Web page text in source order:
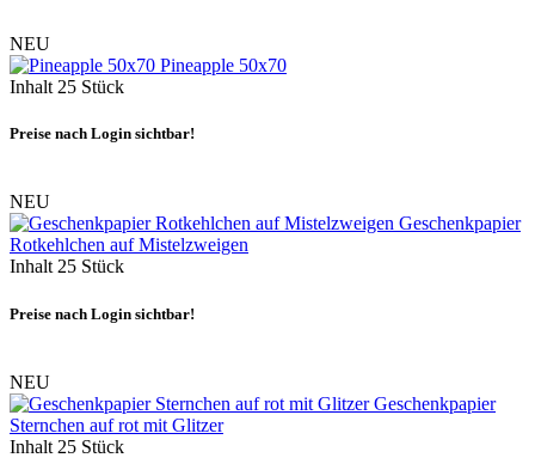
NEU
Pineapple 50x70
Inhalt 25 Stück
Preise nach Login sichtbar!
NEU
Geschenkpapier
Rotkehlchen auf Mistelzweigen
Inhalt25 Stück
Preise nach Login sichtbar!
NEU
Geschenkpapier
Sternchen auf rot mit Glitzer
Inhalt 25 Stück